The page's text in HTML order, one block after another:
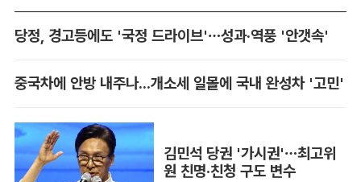
당정, 경고등에도 '국정 드라이브'…성과·역풍 '안갯속'
중국차에 안방 내주나...개소세 일몰에 국내 완성차 '고민'
김민석 당권 '가시권'…최고위
원 친명·친청 구도 변수